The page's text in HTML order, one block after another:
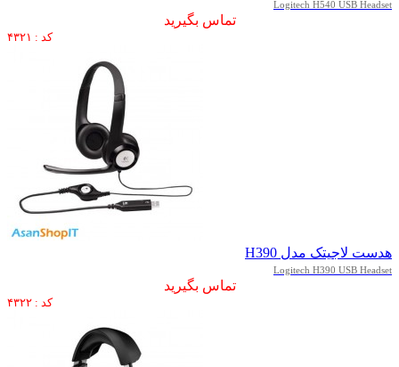
Logitech H540 USB Headset
تماس بگیرید
کد : ۴۳۲۱
هدست لاجیتک مدل H390
Logitech H390 USB Headset
تماس بگیرید
کد : ۴۳۲۲